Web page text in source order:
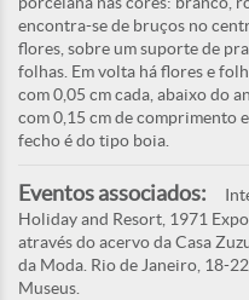
encontra-se de bruços no
flores, sobre um suporte de
folhas. Em volta há flores e
com 0,05 cm cada, abaixo do
com 0,15 cm de comprimento
fecho é do tipo boia.
Eventos associados:
Holiday and Resort, 1971
através do acervo da Casa
da Moda. Rio de Janeiro, 18-
Museus.